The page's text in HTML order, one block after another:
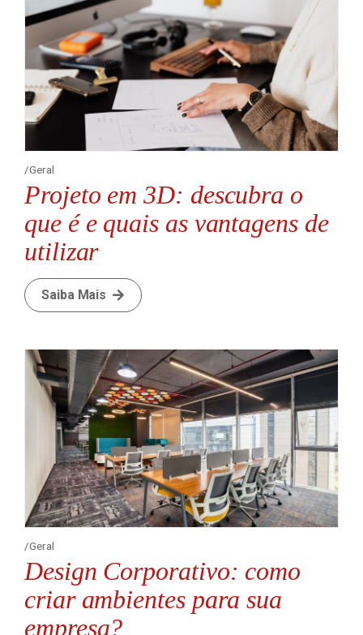
Geral
Projeto em 3D: descubra o
que é e quais as vantagens de
utilizar
Saiba Mais
Geral
Design Corporativo: como
criar ambientes para sua
empresa?